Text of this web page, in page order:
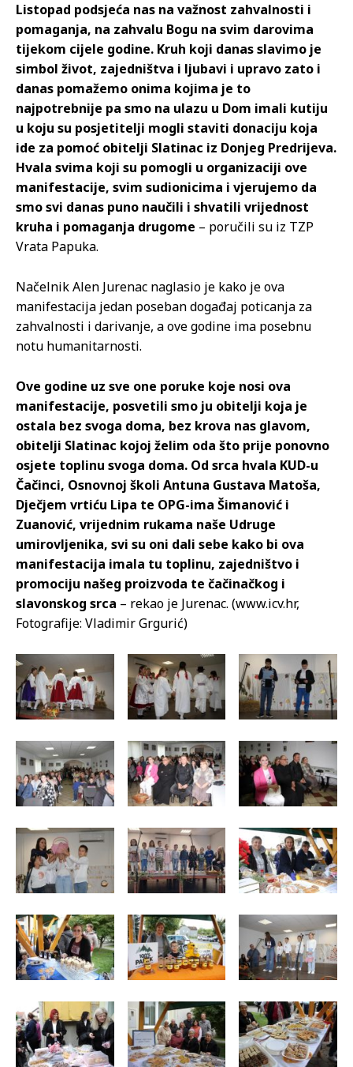
Listopad podsjeća nas na važnost zahvalnosti i
pomaganja, na zahvalu Bogu na svim darovima
tijekom cijele godine. Kruh koji danas slavimo je
simbol život, zajedništva i ljubavi i upravo zato i
danas pomažemo onima kojima je to
najpotrebnije pa smo na ulazu u Dom imali kutiju
u koju su posjetitelji mogli staviti donaciju koja
ide za pomoć obitelji Slatinac iz Donjeg Predrijeva.
Hvala svima koji su pomogli u organizaciji ove
manifestacije, svim sudionicima i vjerujemo da
smo svi danas puno naučili i shvatili vrijednost
kruha i pomaganja drugome – poručili su iz TZP
Vrata Papuka.
Načelnik Alen Jurenac naglasio je kako je ova
manifestacija jedan poseban događaj poticanja za
zahvalnosti i darivanje, a ove godine ima posebnu
notu humanitarnosti.
Ove godine uz sve one poruke koje nosi ova
manifestacije, posvetili smo ju obitelji koja je
ostala bez svoga doma, bez krova nas glavom,
obitelji Slatinac kojoj želim oda što prije ponovno
osjete toplinu svoga doma. Od srca hvala KUD-u
Čačinci, Osnovnoj školi Antuna Gustava Matoša,
Dječjem vrtiću Lipa te OPG-ima Šimanović i
Zuanović, vrijednim rukama naše Udruge
umirovljenika, svi su oni dali sebe kako bi ova
manifestacija imala tu toplinu, zajedništvo i
promociju našeg proizvoda te čačinačkog i
slavonskog srca – rekao je Jurenac. (www.icv.hr,
Fotografije: Vladimir Grgurić)